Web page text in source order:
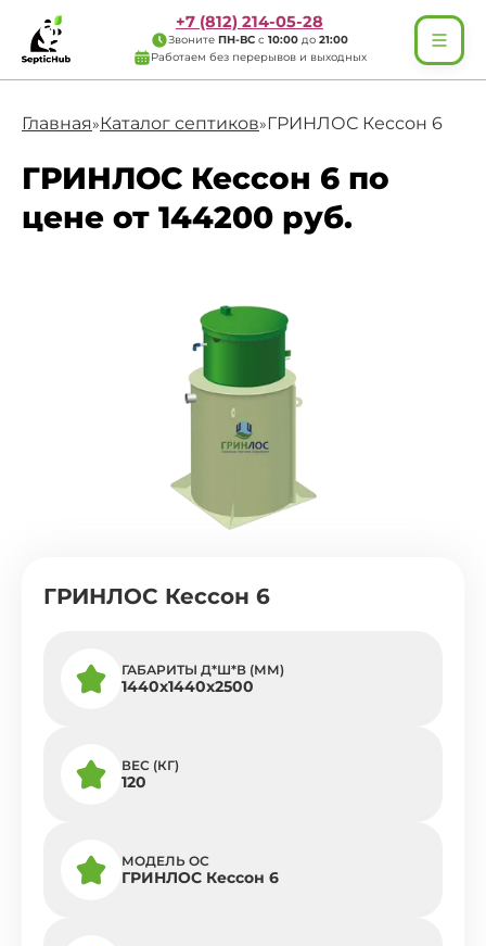
+7 (812) 214-05-28
Звоните ПН-ВС с 10:00 до 21:00
Работаем без перерывов и выходных
Главная»Каталог септиков»ГРИНЛОС Кессон 6
ГРИНЛОС Кессон 6 по
цене от 144200 руб.
ГРИНЛОС Кессон 6
ГАБАРИТЫ Д*Ш*В (ММ)
1440х1440х2500
ВЕС (КГ)
120
МОДЕЛЬ ОС
ГРИНЛОС Кессон 6